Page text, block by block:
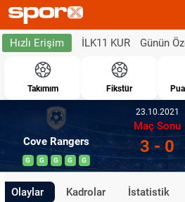
Hızlı Erişim İLK11 KUR Günün
Takımım Fikstür
Cove Rangers
G G G G G
23.10.2021
Maç Sonu
3 - 0
Olaylar Kadrolar İstatistik